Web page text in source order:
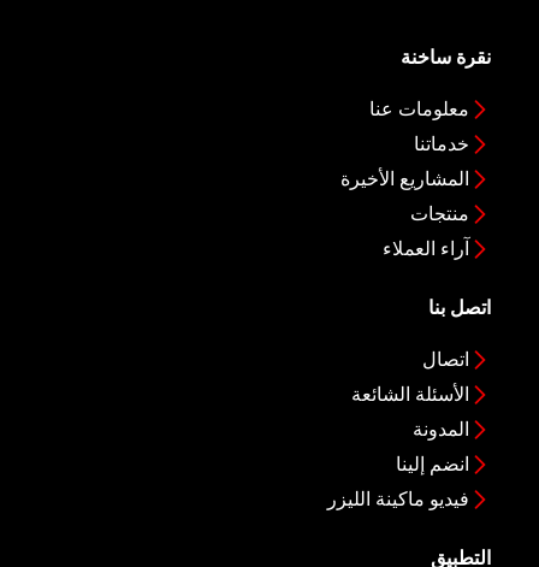
نقرة ساخنة
معلومات عنا
خدماتنا
المشاريع الأخيرة
منتجات
آراء العملاء
اتصل بنا
اتصال
الأسئلة الشائعة
المدونة
انضم إلينا
فيديو ماكينة الليزر
التطبيق